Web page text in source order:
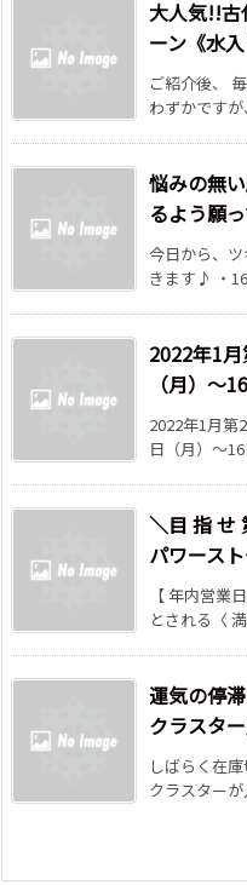
大人気!!古
ーン《水
ご紹介後、
わずかです
悩みの無
るよう願
今日から、
きます♪ ・
2022年1
（月）～
2022年1月第
日（月）～
＼目 指 せ
パワース
【 年内営業
とされる〈
運気の停
クラスター
しばらく在
クラスター